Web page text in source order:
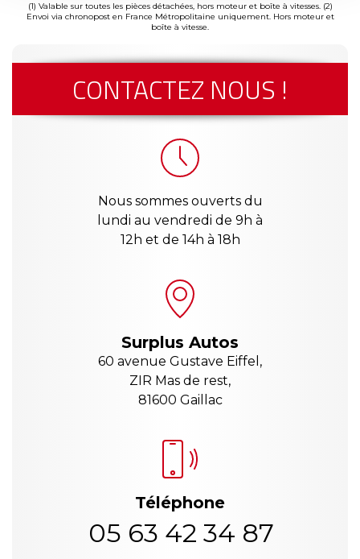
(1) Valable sur toutes les pièces détachées, hors moteur et boîte à vitesses. (2)
Envoi via chronopost en France Métropolitaine uniquement. Hors moteur et
boîte à vitesse.
CONTACTEZ NOUS !
Nous sommes ouverts du
lundi au vendredi de 9h à
12h et de 14h à 18h
Surplus Autos
60 avenue Gustave Eiffel,
ZIR Mas de rest,
81600 Gaillac
Téléphone
05 63 42 34 87